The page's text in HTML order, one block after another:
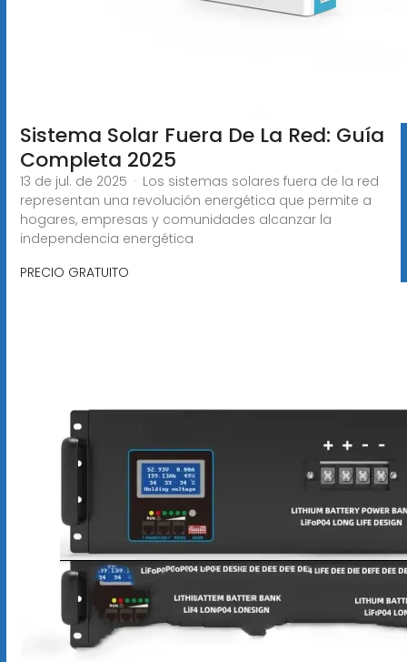
Sistema Solar Fuera De La Red: Guía
Completa 2025
13 de jul. de 2025 · Los sistemas solares fuera de la red
representan una revolución energética que permite a
hogares, empresas y comunidades alcanzar la
independencia energética
PRECIO GRATUITO